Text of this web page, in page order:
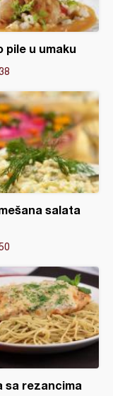
pile u umaku
salata
sa rezancima